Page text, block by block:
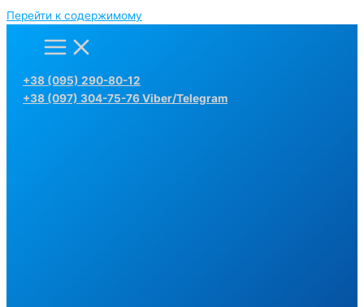
Перейти к содержимому
+38 (095) 290-80-12
+38 (097) 304-75-76 Viber/Telegram